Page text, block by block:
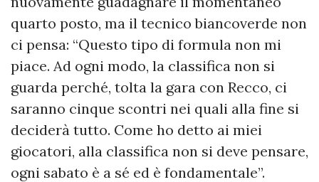
quarto posto, ma il tecnico biancoverde non
ci pensa: “Questo tipo di formula non mi
piace. Ad ogni modo, la classifica non si
guarda perché, tolta la gara con Recco, ci
saranno cinque scontri nei quali alla fine si
deciderà tutto. Come ho detto ai miei
giocatori, alla classifica non si deve pensare,
ogni sabato è a sé ed è fondamentale”.